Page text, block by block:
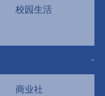
校园生活
商业社